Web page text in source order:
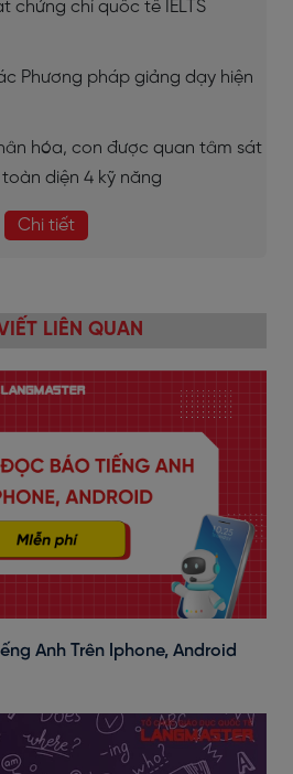
chứng chỉ quốc tế IELTS
Phương pháp giảng dạy hiện
hóa, con được quan tâm sát
diện 4 kỹ năng
Chi tiết
LIÊN QUAN
Anh Trên Iphone, Android